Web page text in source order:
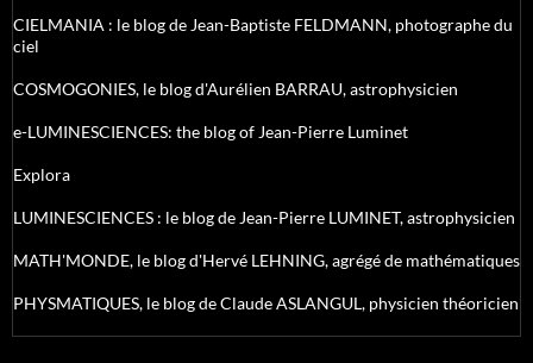
CIELMANIA : le blog de Jean-Baptiste FELDMANN, photographe du
ciel
COSMOGONIES, le blog d'Aurélien BARRAU, astrophysicien
e-LUMINESCIENCES: the blog of Jean-Pierre Luminet
Explora
LUMINESCIENCES : le blog de Jean-Pierre LUMINET, astrophysicien
MATH'MONDE, le blog d'Hervé LEHNING, agrégé de mathématiques
PHYSMATIQUES, le blog de Claude ASLANGUL, physicien théoricien